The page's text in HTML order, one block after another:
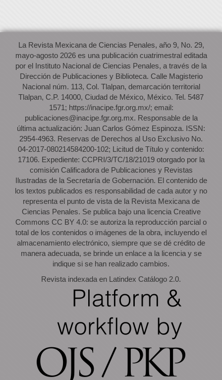
La Revista Mexicana de Ciencias Penales, año 9, No. 29,
mayo-agosto 2026 es una publicación cuatrimestral editada
por el Instituto Nacional de Ciencias Penales, a través de la
Dirección de Publicaciones y Biblioteca. Calle Magisterio
Nacional núm. 113, Col. Tlalpan, demarcación territorial
Tlalpan, C.P. 14000, Ciudad de México, México. Tel. 5487
1571; https://inacipe.fgr.org.mx/; email:
publicaciones@inacipe.fgr.org.mx. Responsable de la
última actualización: Juan Carlos Gómez Espinoza. ISSN:
2954-4963. Reservas de Derechos al Uso Exclusivo No.
04-2017-080214584200-102; Licitud de Título y contenido:
17106. Expediente: CCPRI/3/TC/18/21019 otorgado por la
comisión Calificadora de Publicaciones y Revistas
Ilustradas de la Secretaría de Gobernación. El contenido de
los textos publicados es responsabilidad de cada autor y no
representa el punto de vista de la Revista Mexicana de
Ciencias Penales. Se publica bajo una licencia Creative
Commons CC BY 4.0: se autoriza la reproducción parcial o
total de los contenidos o imágenes de la obra, incluyendo el
almacenamiento electrónico, siempre que se dé crédito de
manera adecuada, se brinde un enlace a la licencia y se
indique si se han realizado cambios.
Revista indexada en Latindex Catálogo 2.0.